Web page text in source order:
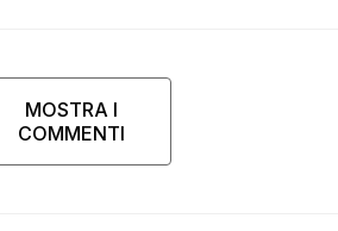
MOSTRA I
COMMENTI